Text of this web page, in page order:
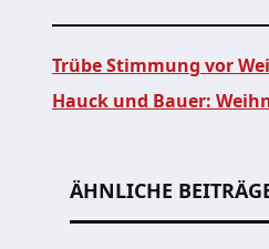
Trübe Stimmung vor
Hauck und Bauer:
ÄHNLICHE